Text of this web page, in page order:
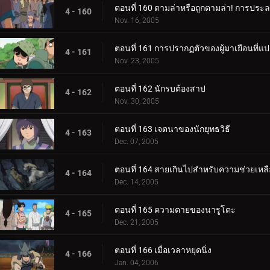
4 - 160 ตอนที่ 160 ตามล่าหรือถูกตามล่า! การประล
Nov. 16, 2005
4 - 161 ตอนที่ 161 การปรากฏตัวของผู้มาเยือนที่แ
Nov. 23, 2005
4 - 162 ตอนที่ 162 นักรบต้องสาป
Nov. 30, 2005
4 - 163 ตอนที่ 163 เจตนาของนักยุทธวิธี
Dec. 07, 2005
4 - 164 ตอนที่ 164 สายเกินไปสำหรับความช่วยเห
Dec. 14, 2005
4 - 165 ตอนที่ 165 ความตายของนารูโตะ
Dec. 21, 2005
4 - 166 ตอนที่ 166 เมื่อเวลาหยุดนิ่ง
Jan. 04, 2006